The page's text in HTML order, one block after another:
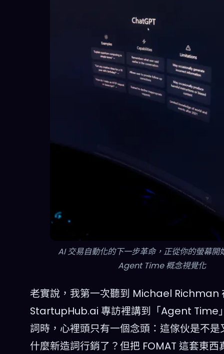
AI 交易自動化的下一步革命，正從你的螢幕開
Agent Time 概念視覺化
老實說，我第一次聽到 Michael Richman
StartupHub.ai 專訪裡講到「Agent Time
詞時，心裡頭只有一個念頭：這傢伙是不是
什麼新造詞行銷了？但把 FOMAT 這套東西